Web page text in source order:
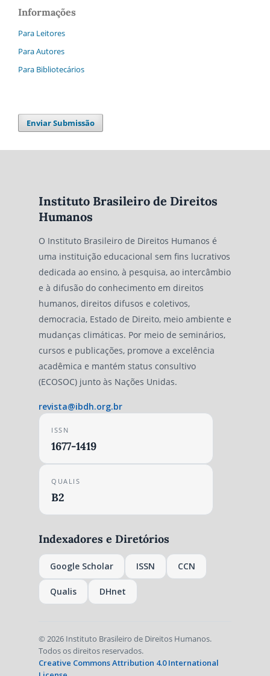
Informações
Para Leitores
Para Autores
Para Bibliotecários
Enviar Submissão
Instituto Brasileiro de Direitos
Humanos
O Instituto Brasileiro de Direitos Humanos é
uma instituição educacional sem fins lucrativos
dedicada ao ensino, à pesquisa, ao intercâmbio
e à difusão do conhecimento em direitos
humanos, direitos difusos e coletivos,
democracia, Estado de Direito, meio ambiente e
mudanças climáticas. Por meio de seminários,
cursos e publicações, promove a excelência
acadêmica e mantém status consultivo
(ECOSOC) junto às Nações Unidas.
revista@ibdh.org.br
ISSN
1677-1419
QUALIS
B2
Indexadores e Diretórios
Google Scholar ISSN CCN
Qualis DHnet
© 2026 Instituto Brasileiro de Direitos Humanos.
Todos os direitos reservados.
Creative Commons Attribution 4.0 International